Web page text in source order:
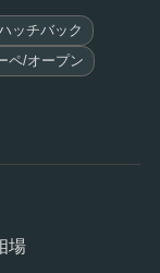
ッチバック
ペ/オープン
場